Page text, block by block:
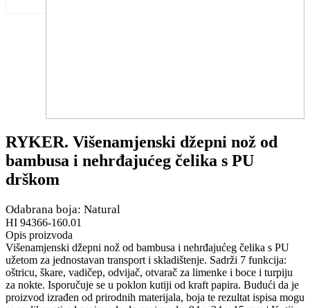
RYKER. Višenamjenski džepni nož od
bambusa i nehrđajućeg čelika s PU
drškom
Odabrana boja: Natural
HI 94366-160.01
Opis proizvoda
Višenamjenski džepni nož od bambusa i nehrđajućeg čelika s PU
užetom za jednostavan transport i skladištenje. Sadrži 7 funkcija:
oštricu, škare, vadičep, odvijač, otvarač za limenke i boce i turpiju
za nokte. Isporučuje se u poklon kutiji od kraft papira. Budući da je
proizvod izrađen od prirodnih materijala, boja te rezultat ispisa mogu